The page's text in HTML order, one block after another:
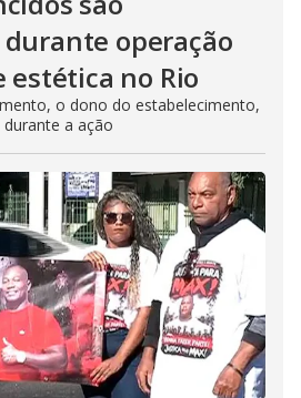
operação
estética no Rio
o dono do estabelecimento,
a ação